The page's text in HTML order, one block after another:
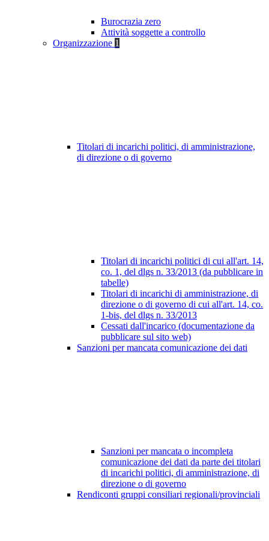
Burocrazia zero
Attività soggette a controllo
Organizzazione 1
Titolari di incarichi politici, di amministrazione,
di direzione o di governo
Titolari di incarichi politici di cui all'art. 14,
co. 1, del dlgs n. 33/2013 (da pubblicare in
tabelle)
Titolari di incarichi di amministrazione, di
direzione o di governo di cui all'art. 14, co.
1-bis, del dlgs n. 33/2013
Cessati dall'incarico (documentazione da
pubblicare sul sito web)
Sanzioni per mancata comunicazione dei dati
Sanzioni per mancata o incompleta
comunicazione dei dati da parte dei titolari
di incarichi politici, di amministrazione, di
direzione o di governo
Rendiconti gruppi consiliari regionali/provinciali